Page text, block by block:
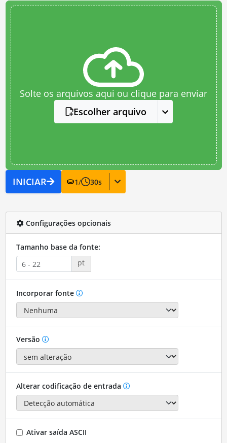
Solte os arquivos aqui ou clique para enviar
Escolher arquivo
INICIAR 1/ 30s
Configurações opcionais
Tamanho base da fonte:
pt
Incorporar fonte
Versão
Alterar codificação de entrada
Ativar saída ASCII